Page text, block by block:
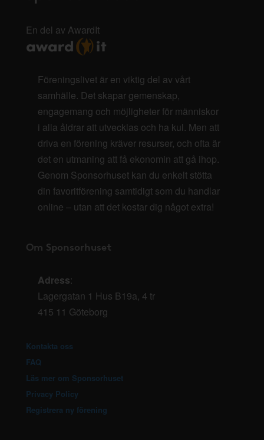
En del av AwardIt
Föreningslivet är en viktig del av vårt
samhälle. Det skapar gemenskap,
engagemang och möjligheter för människor
i alla åldrar att utvecklas och ha kul. Men att
driva en förening kräver resurser, och ofta är
det en utmaning att få ekonomin att gå ihop.
Genom Sponsorhuset kan du enkelt stötta
din favoritförening samtidigt som du handlar
online – utan att det kostar dig något extra!
Om Sponsorhuset
Adress:
Lagergatan 1 Hus B19a, 4 tr
415 11 Göteborg
Kontakta oss
FAQ
Läs mer om Sponsorhuset
Privacy Policy
Registrera ny förening